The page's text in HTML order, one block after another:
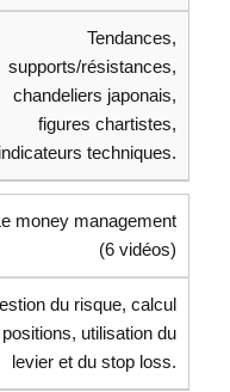
Tendances,
supports/résistances,
chandeliers japonais,
figures chartistes,
indicateurs techniques.
money management
(6 vidéos)
du risque, calcul
utilisation du
levier et du stop loss.